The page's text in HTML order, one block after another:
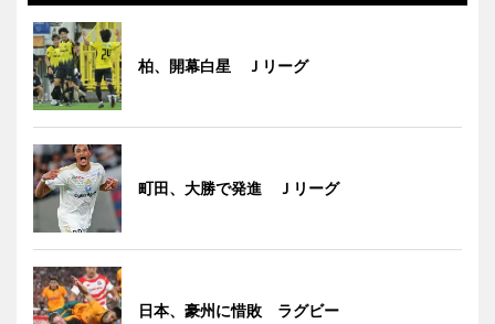
柏、開幕白星 Ｊリーグ
町田、大勝で発進 Ｊリーグ
日本、豪州に惜敗 ラグビー